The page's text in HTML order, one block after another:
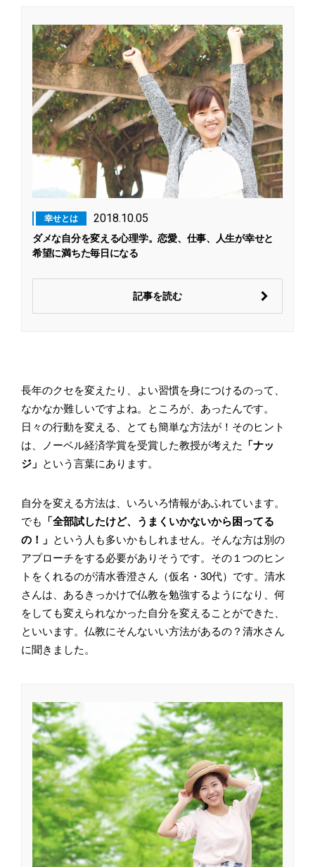
幸せとは 2018.10.05
ダメな自分を変える心理学。恋愛、仕事、人生が幸せと
希望に満ちた毎日になる
記事を読む
長年のクセを変えたり、よい習慣を身につけるのって、
なかなか難しいですよね。ところが、あったんです。
日々の行動を変える、とても簡単な方法が！そのヒント
は、ノーベル経済学賞を受賞した教授が考えた
「ナッ
ジ」 という言葉にあります。
自分を変える方法は、いろいろ情報があふれています。
でも
「全部試したけど、うまくいかないから困ってる
の！」 という人も多いかもしれません。そんな方は別の
アプローチをする必要がありそうです。その１つのヒン
トをくれるのが清水香澄さん（仮名・30代）です。清水
さんは、あるきっかけで仏教を勉強するようになり、何
をしても変えられなかった自分を変えることができた、
といいます。仏教にそんないい方法があるの？清水さん
に聞きました。